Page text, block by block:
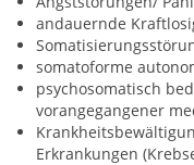
andauernde
somatoforme
psychosomatisch
vorangegangener
Erkrankungen